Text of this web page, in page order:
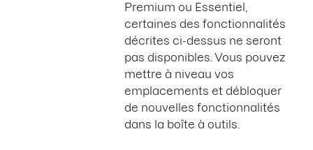
Premium ou Essentiel,
certaines des fonctionnalités
décrites ci-dessus ne seront
pas disponibles. Vous pouvez
mettre à niveau vos
emplacements et débloquer
de nouvelles fonctionnalités
dans la boîte à outils.